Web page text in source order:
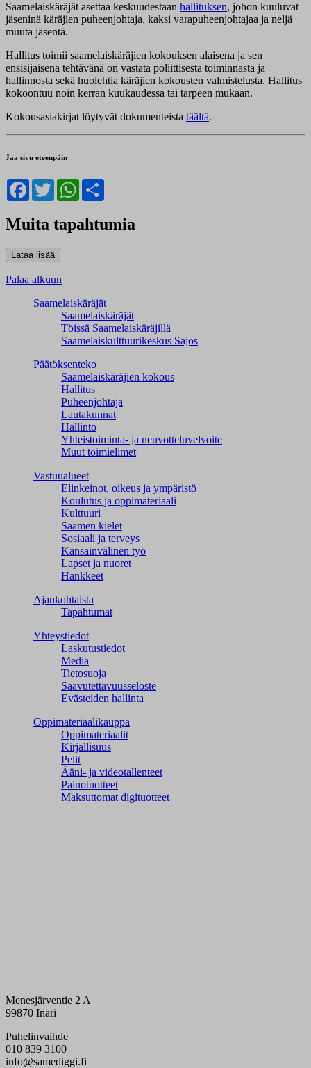
Saamelaiskäräjät asettaa keskuudestaan hallituksen, johon kuuluvat
jäseninä käräjien puheenjohtaja, kaksi varapuheenjohtajaa ja neljä
muuta jäsentä.
Hallitus toimii saamelaiskäräjien kokouksen alaisena ja sen
ensisijaisena tehtävänä on vastata poliittisesta toiminnasta ja
hallinnosta sekä huolehtia käräjien kokousten valmistelusta. Hallitus
kokoontuu noin kerran kuukaudessa tai tarpeen mukaan.
Kokousasiakirjat löytyvät dokumenteista täältä.
Jaa sivu eteenpäin
Facebook
TwitterWhatsApp
Muita tapahtumia
Palaa alkuun
Saamelaiskäräjät
Saamelaiskäräjät
Töissä Saamelaiskäräjillä
Saamelaiskulttuuri­keskus Sajos
Päätöksenteko
Saamelaiskäräjien kokous
Hallitus
Puheenjohtaja
Lautakunnat
Hallinto
Yhteistoiminta- ja neuvotteluvelvoite
Muut toimielimet
Vastuualueet
Elinkeinot, oikeus ja ympäristö
Koulutus ja oppimateriaali
Kulttuuri
Saamen kielet
Sosiaali ja terveys
Kansainvälinen työ
Lapset ja nuoret
Hankkeet
Ajankohtaista
Tapahtumat
Yhteystiedot
Laskutustiedot
Media
Tietosuoja
Saavutettavuusseloste
Evästeiden hallinta
Oppimateriaalikauppa
Oppimateriaalit
Kirjallisuus
Pelit
Ääni- ja videotallenteet
Painotuotteet
Maksuttomat digituotteet
Menesjärventie 2 A
99870 Inari
Puhelinvaihde
010 839 3100
info@samediggi.fi